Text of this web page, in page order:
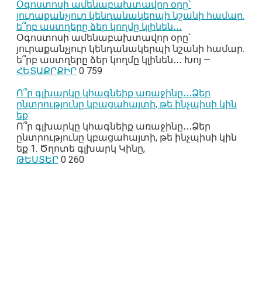
Օգոստոսի ամենաբախտավոր օրը`
յուրաքանչյուր կենդանակերպի նշանի համար.
ե՞րբ աստղերը ձեր կողմը կլինեն․․․
Օգոստոսի ամենաբախտավոր օրը`
յուրաքանչյուր կենդանակերպի նշանի համար.
ե՞րբ աստղերը ձեր կողմը կլինեն․․․ Խոյ —
ՀԵՏԱՔՐՔԻՐ 0 759
Ո՞ր գլխարկը կհագնեիք առաջինը․․․Ձեր
ընտրությունը կբացահայտի, թե ինչպիսի կին
եք
Ո՞ր գլխարկը կհագնեիք առաջինը․․․Ձեր
ընտրությունը կբացահայտի, թե ինչպիսի կին
եք 1. Ծղոտե գլխարկ Կինը,
ԹԵՍՏԵՐ 0 260